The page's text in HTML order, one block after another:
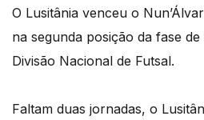
O Lusitânia venceu o
na segunda posição da fase
Divisão Nacional de Futsal.
Faltam duas jornadas, o